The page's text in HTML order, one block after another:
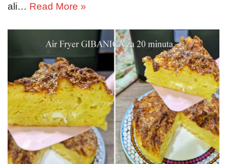
ali… Read More »